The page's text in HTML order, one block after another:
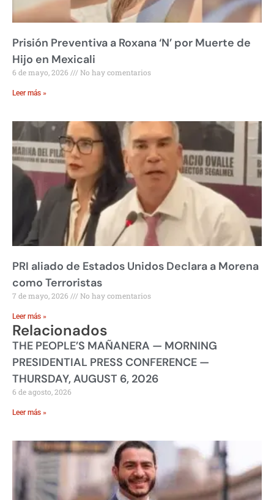
Prisión Preventiva a Roxana ‘N’ por Muerte de
Hijo en Mexicali
6 de mayo, 2026 No hay comentarios
Leer más »
PRI aliado de Estados Unidos Declara a Morena
como Terroristas
7 de mayo, 2026 No hay comentarios
Leer más »
Relacionados
THE PEOPLE’S MAÑANERA — MORNING
PRESIDENTIAL PRESS CONFERENCE —
THURSDAY, AUGUST 6, 2026
6 de agosto, 2026
Leer más »